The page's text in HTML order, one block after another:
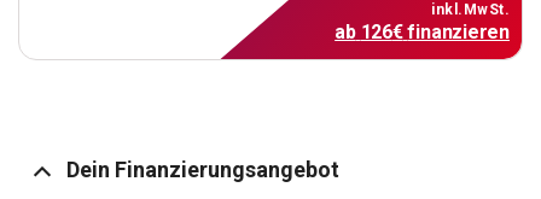
inkl.MwSt.
ab 126€finanzieren
Dein Finanzierungsangebot